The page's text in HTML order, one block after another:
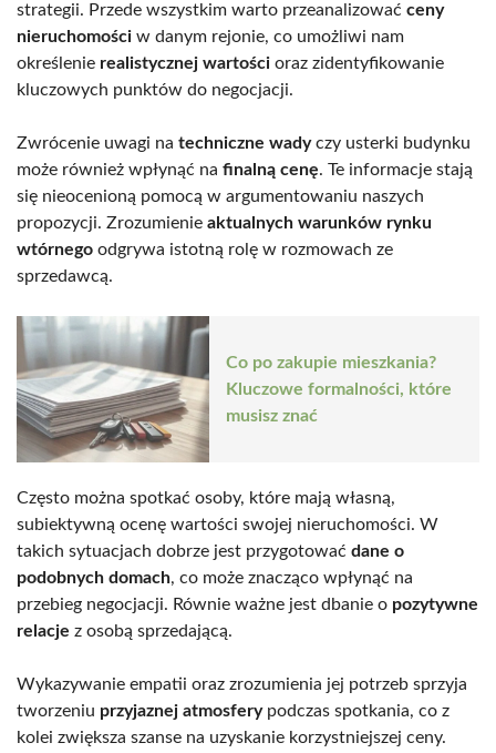
strategii. Przede wszystkim warto przeanalizować ceny
nieruchomości w danym rejonie, co umożliwi nam
określenie realistycznej wartości oraz zidentyfikowanie
kluczowych punktów do negocjacji.
Zwrócenie uwagi na techniczne wadyczy usterki budynku
może również wpłynąć na finalną cenę. Te informacje stają
się nieocenioną pomocą w argumentowaniu naszych
propozycji. Zrozumienie aktualnych warunków rynku
wtórnego odgrywa istotną rolę w rozmowach ze
sprzedawcą.
Co po zakupie mieszkania?
Kluczowe formalności, które
musisz znać
Często można spotkać osoby, które mają własną,
subiektywną ocenę wartości swojej nieruchomości. W
takich sytuacjach dobrze jest przygotować dane o
podobnych domach, co może znacząco wpłynąć na
przebieg negocjacji. Równie ważne jest dbanie o pozytywne
relacje z osobą sprzedającą.
Wykazywanie empatii oraz zrozumienia jej potrzeb sprzyja
tworzeniu przyjaznej atmosferypodczas spotkania, co z
kolei zwiększa szanse na uzyskanie korzystniejszej ceny.